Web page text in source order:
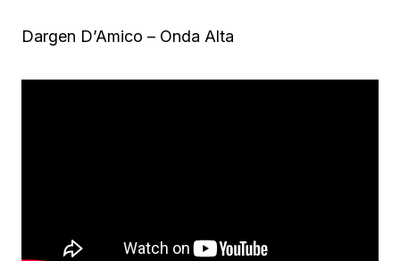
Dargen D’Amico – Onda Alta